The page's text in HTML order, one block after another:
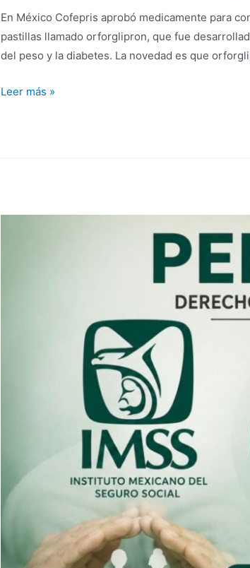
En México Cofepris aprobó medicamente para
pastillas llamado orforglipron, que fue
del peso y la diabetes. La novedad es que
Leer más »